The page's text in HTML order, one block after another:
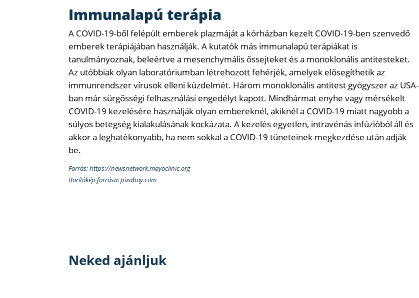
Immunalapú terápia
A COVID-19-ből felépült emberek plazmáját a kórházban kezelt COVID-19-ben szenvedő
emberek terápiájában használják. A kutatók más immunalapú terápiákat is
tanulmányoznak, beleértve a mesenchymális őssejteket és a monoklonális antitesteket.
Az utóbbiak olyan laboratóriumban létrehozott fehérjék, amelyek elősegíthetik az
immunrendszer vírusok elleni küzdelmét. Három monoklonális antitest gyógyszer az USA-
ban már sürgősségi felhasználási engedélyt kapott. Mindhármat enyhe vagy mérsékelt
COVID-19 kezelésére használják olyan embereknél, akiknél a COVID-19 miatt nagyobb a
súlyos betegség kialakulásának kockázata. A kezelés egyetlen, intravénás infúzióból áll és
akkor a leghatékonyabb, ha nem sokkal a COVID-19 tüneteinek megkezdése után adják
be.
Forrás: https://newsnetwork.mayoclinic.org
Borítókép forrása: pixabay.com
Neked ajánljuk